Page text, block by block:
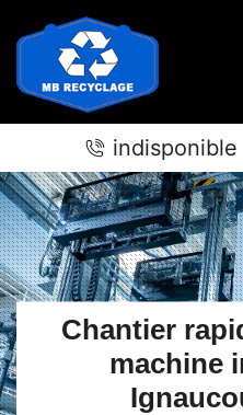
indisponible
Chantier
machine